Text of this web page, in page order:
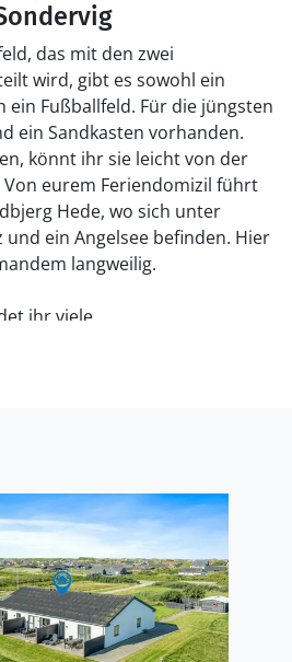
das mit den zwei
wird, gibt es sowohl ein
ein Fußballfeld. Für die jüngsten
ein Sandkasten vorhanden.
könnt ihr sie leicht von der
eurem Feriendomizil führt
Hede, wo sich unter
ein Angelsee befinden. Hier
langweilig.
ihr viele
In Søndervig gibt es einen
wo die ganze Familie ohne
im neuen Beach Bowl eine